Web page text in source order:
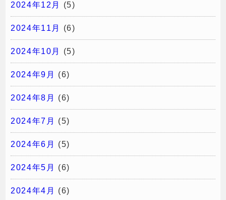
2024年12月 (5)
2024年11月 (6)
2024年10月 (5)
2024年9月 (6)
2024年8月 (6)
2024年7月 (5)
2024年6月 (5)
2024年5月 (6)
2024年4月 (6)